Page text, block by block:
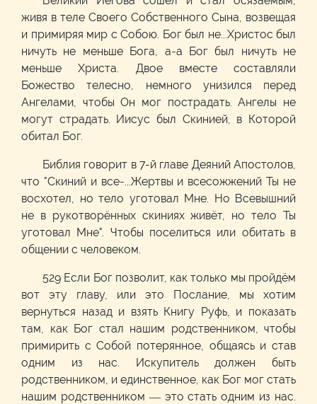
живя в теле Своего Собственного Сына, возвещая
и примиряя мир с Собою. Бог был не...Христос был
ничуть не меньше Бога, а-а Бог был ничуть не
меньше Христа. Двое вместе составляли
Божество телесно, немного унизился перед
Ангелами, чтобы Он мог пострадать. Ангелы не
могут страдать. Иисус был Скинией, в Которой
обитал Бог.
Библия говорит в 7-й главе Деяний Апостолов,
что "Скиний и все-...Жертвы и всесожжений Ты не
восхотел, но тело уготовал Мне. Но Всевышний
не в рукотворённых скиниях живёт, но тело Ты
уготовал Мне". Чтобы поселиться или обитать в
общении с человеком.
529 Если Бог позволит, как только мы пройдём
вот эту главу, или это Послание, мы хотим
вернуться назад и взять Книгу Руфь, и показать
там, как Бог стал нашим родственником, чтобы
примирить с Собой потерянное, общаясь и став
одним из нас. Искупитель должен быть
родственником, и единственное, как Бог мог стать
нашим родственником — это стать одним из нас.